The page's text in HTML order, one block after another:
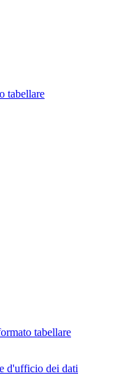
tabellare
tabellare
d'ufficio dei dati